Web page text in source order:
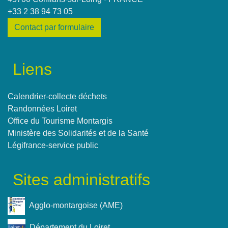
+33 2 38 94 73 05
Contact par formulaire
Liens
Calendrier-collecte déchets
Randonnées Loiret
Office du Tourisme Montargis
Ministère des Solidarités et de la Santé
Légifrance-service public
Sites administratifs
Agglo-montargoise (AME)